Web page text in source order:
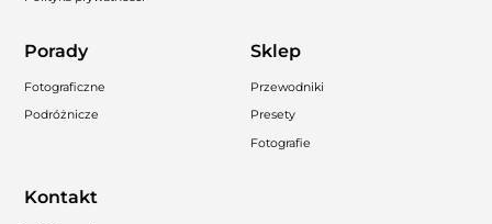
Porady
Fotograficzne
Podróżnicze
Sklep
Przewodniki
Presety
Fotografie
Kontakt